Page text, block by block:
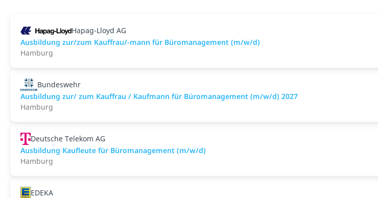
Hapag-Lloyd AG
Ausbildung zur/zum Kauffrau/-mann für Büromanagement (m/w/d)
Hamburg
Bundeswehr
Ausbildung zur/ zum Kauffrau / Kaufmann für Büromanagement (m/w/d) 2027
Hamburg
Deutsche Telekom AG
Ausbildung Kaufleute für Büromanagement (m/w/d)
Hamburg
EDEKA